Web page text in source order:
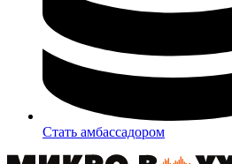
Стать амбассадором